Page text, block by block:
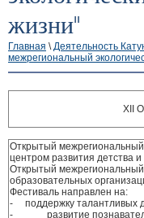
жизни"
Главная \Деятельность
межрегиональный
XII
Открытый межрегиональный
центром развития детства
Открытый
образовательных
Фестиваль направлен на:
- поддержку талантливых
- развитие